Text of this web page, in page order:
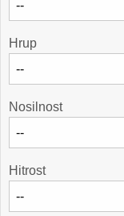
Hrup
Nosilnost
Hitrost